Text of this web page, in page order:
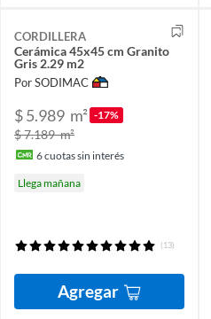
CORDILLERA
Cerámica 45x45 cm Granito
Gris 2.29 m2
Por SODIMAC
$ 5.989 m² -17%
$ 7.189m²
6cuotas sin interés
Llega mañana
(13)
Agregar